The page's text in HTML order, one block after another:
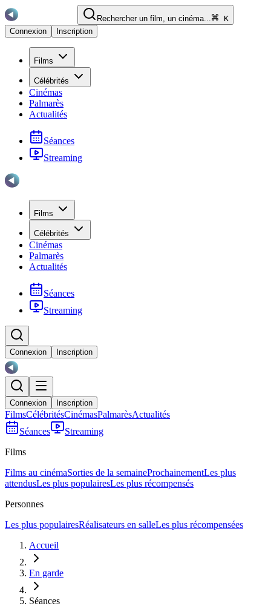
Rechercher un film, un cinéma...
K
Connexion
Inscription
Films
Célébrités
Cinémas
Palmarès
Actualités
Séances
Streaming
Films
Célébrités
Cinémas
Palmarès
Actualités
Séances
Streaming
Connexion Inscription
Connexion Inscription
FilmsCélébritésCinémasPalmarèsActualités
Séances
Streaming
Films
Films au cinémaSorties de la semaineProchainementLes plus
attendusLes plus populairesLes plus récompensés
Personnes
Les plus populairesRéalisateurs en salleLes plus récompensées
Accueil
En garde
Séances